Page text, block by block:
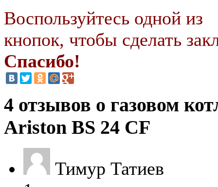
Воспользуйтесь одной из
кнопок, чтобы сделать
Спасибо!
4 отзывов о газовом
Ariston BS 24 CF
Тимур Татиев